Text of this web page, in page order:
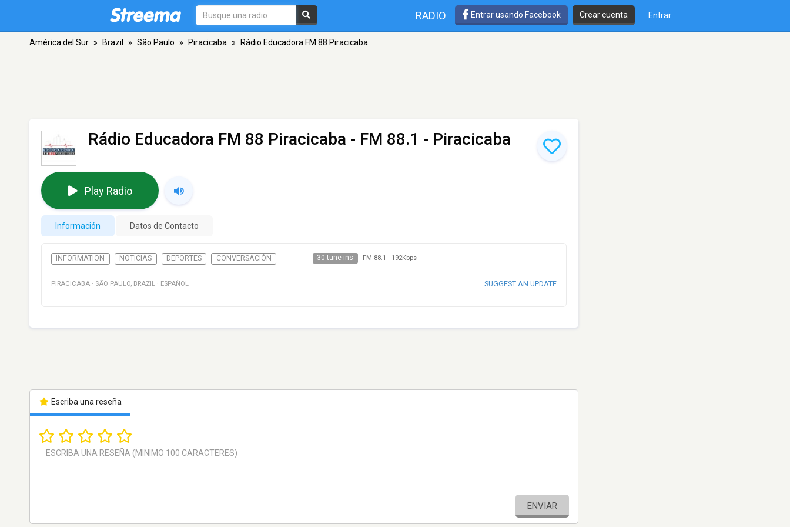
RADIO Entrar usando Facebook Crear cuenta Entrar
América del Sur » Brazil » São Paulo » Piracicaba » Rádio Educadora FM 88 Piracicaba
Rádio Educadora FM 88 Piracicaba - FM 88.1 - Piracicaba
Play Radio
Información Datos de Contacto
INFORMATION NOTICIAS DEPORTES CONVERSACIÓN 30 tune ins FM 88.1 - 192Kbps
PIRACICABA · SÃO PAULO, BRAZIL · ESPAÑOL SUGGEST AN UPDATE
Escriba una reseña
ENVIAR